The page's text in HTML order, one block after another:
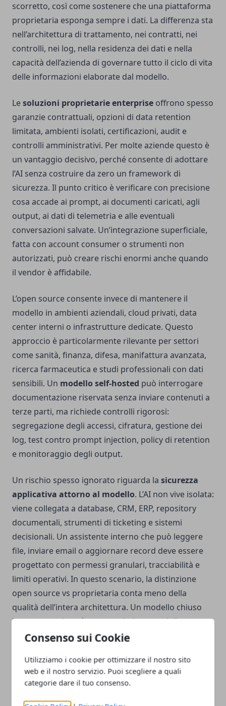
Consenso sui Cookie
Utilizziamo i cookie per ottimizzare il nostro sito
web e il nostro servizio. Puoi scegliere a quali
categorie dare il tuo consenso.
scorretto, così come sostenere che una piattaforma
proprietaria esponga sempre i dati. La differenza sta
nell’architettura di trattamento, nei contratti, nei
controlli, nei log, nella residenza dei dati e nella
capacità dell’azienda di governare tutto il ciclo di vita
delle informazioni elaborate dal modello.
Lesoluzioni proprietarie enterprise offrono spesso
garanzie contrattuali, opzioni di data retention
limitata, ambienti isolati, certificazioni, audit e
controlli amministrativi. Per molte aziende questo è
un vantaggio decisivo, perché consente di adottare
l’AI senza costruire da zero un framework di
sicurezza. Il punto critico è verificare con precisione
cosa accade ai prompt, ai documenti caricati, agli
output, ai dati di telemetria e alle eventuali
conversazioni salvate. Un’integrazione superficiale,
fatta con account consumer o strumenti non
autorizzati, può creare rischi enormi anche quando
il vendor è affidabile.
L’open source consente invece di mantenere il
modello in ambienti aziendali, cloud privati, data
center interni o infrastrutture dedicate. Questo
approccio è particolarmente rilevante per settori
come sanità, finanza, difesa, manifattura avanzata,
ricerca farmaceutica e studi professionali con dati
sensibili. Un modello self-hosted può interrogare
documentazione riservata senza inviare contenuti a
terze parti, ma richiede controlli rigorosi:
segregazione degli accessi, cifratura, gestione dei
log, test contro prompt injection, policy di retention
e monitoraggio degli output.
Un rischio spesso ignorato riguarda la sicurezza
applicativa attorno al modello. L’AI non vive isolata:
viene collegata a database, CRM, ERP, repository
documentali, strumenti di ticketing e sistemi
decisionali. Un assistente interno che può leggere
file, inviare email o aggiornare record deve essere
progettato con permessi granulari, tracciabilità e
limiti operativi. In questo scenario, la distinzione
open source vs proprietaria conta meno della
qualità dell’intera architettura. Un modello chiuso
integrato male può esporre dati; un modello aperto
gestito male può produrre lo stesso problema.
Domanda chiave:i dati sensibili restano dentro il
perimetro aziendale oppure vengono trattati da un
fornitore esterno?